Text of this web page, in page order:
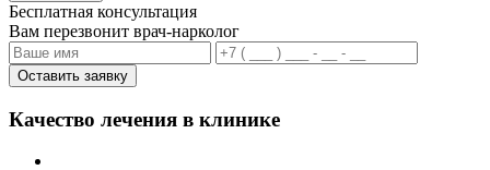
Бесплатная консультация
Вам перезвонит врач-нарколог
Оставить заявку
Качество лечения в клинике